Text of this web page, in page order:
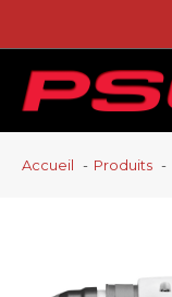
Accueil Produits